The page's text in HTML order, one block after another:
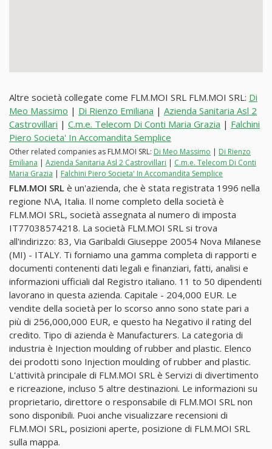
Altre società collegate come FLM.MOI SRL FLM.MOI SRL: Di
Meo Massimo | Di Rienzo Emiliana | Azienda Sanitaria Asl 2
Castrovillari | C.m.e. Telecom Di Conti Maria Grazia | Falchini
Piero Societa' In Accomandita Semplice
Other related companies as FLM.MOI SRL: Di Meo Massimo | Di Rienzo
Emiliana | Azienda Sanitaria Asl 2 Castrovillari | C.m.e. Telecom Di Conti
Maria Grazia | Falchini Piero Societa' In Accomandita Semplice
FLM.MOI SRL è un'azienda, che è stata registrata 1996 nella
regione N\A, Italia. Il nome completo della società è
FLM.MOI SRL, società assegnata al numero di imposta
IT77038574218. La società FLM.MOI SRL si trova
all'indirizzo: 83, Via Garibaldi Giuseppe 20054 Nova Milanese
(MI) - ITALY. Ti forniamo una gamma completa di rapporti e
documenti contenenti dati legali e finanziari, fatti, analisi e
informazioni ufficiali dal Registro italiano. 11 to 50 dipendenti
lavorano in questa azienda. Capitale - 204,000 EUR. Le
vendite della società per lo scorso anno sono state pari a
più di 256,000,000 EUR, e questo ha Negativo il rating del
credito. Tipo di azienda è Manufacturers. La categoria di
industria è Injection moulding of rubber and plastic. Elenco
dei prodotti sono Injection moulding of rubber and plastic.
L'attività principale di FLM.MOI SRL è Servizi di divertimento
e ricreazione, incluso 5 altre destinazioni. Le informazioni su
proprietario, direttore o responsabile di FLM.MOI SRL non
sono disponibili. Puoi anche visualizzare recensioni di
FLM.MOI SRL, posizioni aperte, posizione di FLM.MOI SRL
sulla mappa.